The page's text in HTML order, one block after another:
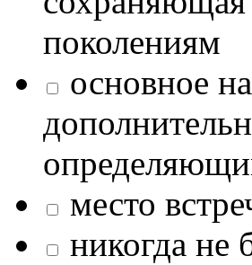
поколениям
основное
место
никогда не